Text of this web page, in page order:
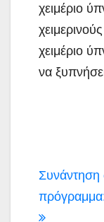
χειμέριο
χειμέριο
να
Συνάντηση